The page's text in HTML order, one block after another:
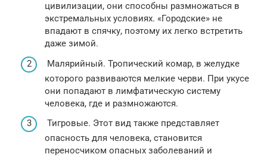
цивилизации, они способны размножаться в
экстремальных условиях. «Городские» не
впадают в спячку, поэтому их легко встретить
даже зимой.
Малярийный. Тропический комар, в желудке
которого развиваются мелкие черви. При укусе
они попадают в лимфатическую систему
человека, где и размножаются.
Тигровые. Этот вид также представляет
опасность для человека, становится
переносчиком опасных заболеваний и